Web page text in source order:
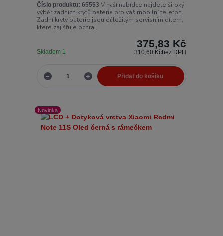
Číslo produktu: 65553 V naší nabídce najdete široký
výběr zadních krytů baterie pro váš mobilní telefon.
Zadní kryty baterie jsou důležitým servisním dílem,
které zajišťuje ochra...
375,83 Kč
310,60 Kčbez DPH
Skladem 1
Přidat do košíku
Novinka